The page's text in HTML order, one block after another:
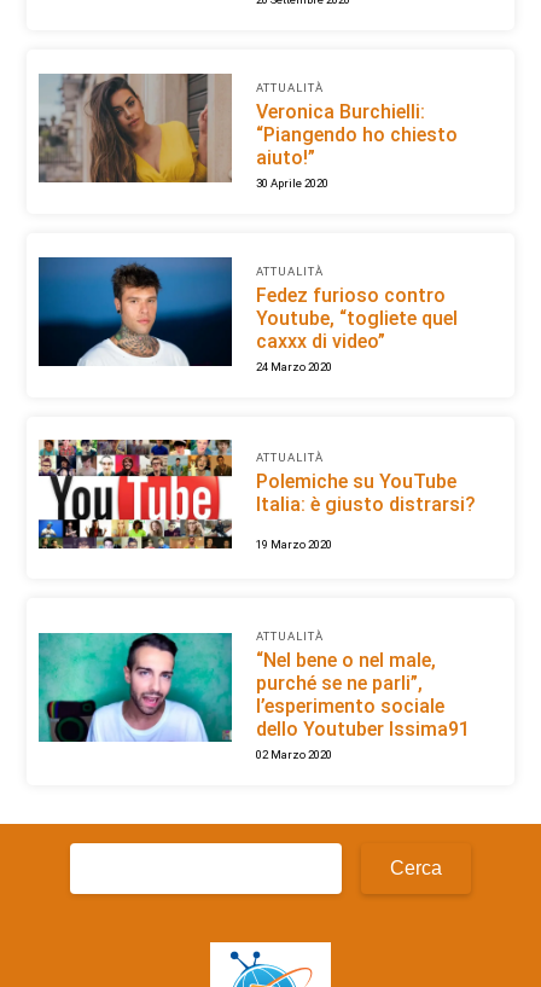
ATTUALITÀ
Veronica Burchielli:
“Piangendo ho chiesto
aiuto!”
30 Aprile 2020
ATTUALITÀ
Fedez furioso contro
Youtube, “togliete quel
caxxx di video”
24 Marzo 2020
ATTUALITÀ
Polemiche su YouTube
Italia: è giusto distrarsi?
19 Marzo 2020
ATTUALITÀ
“Nel bene o nel male,
purché se ne parli”,
l’esperimento sociale
dello Youtuber Issima91
02 Marzo 2020
Ricerca